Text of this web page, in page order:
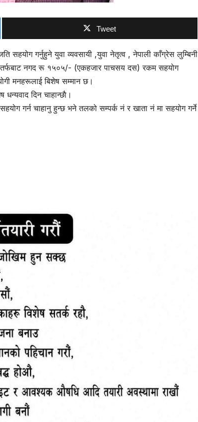
Tweet
सहयोग गर्नुहुने युवा व्यवसायी ,युवा नेतृत्व , नेपाली काँग्रेस लुम्बिनी
तर्फबाट नगद रू १५०५/- (एकहजार पाचसय दस) रकम सहयोग
मनहरूलाई बिशेष सम्मान छ।
धन्यवाद दिन चाहान्छाै।
गर्न चाहानु हुन्छ भने तलको सम्पर्क नं र खाता नं मा सहयोग गर्ने